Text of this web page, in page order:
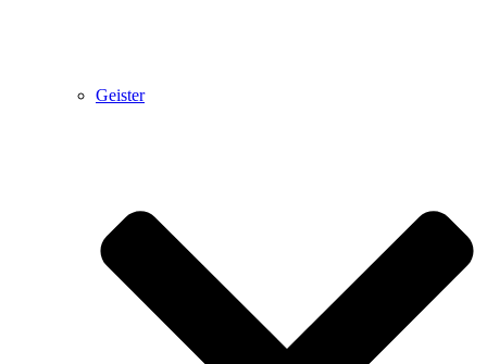
Geister